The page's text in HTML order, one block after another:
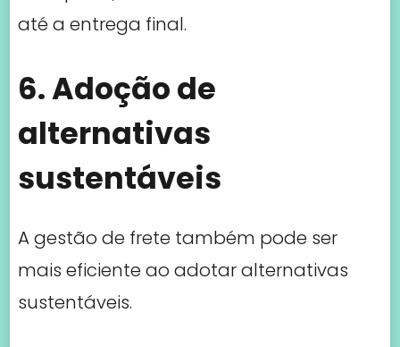
até a entrega final.
6. Adoção de
alternativas
sustentáveis
A gestão de frete também pode ser
mais eficiente ao adotar alternativas
sustentáveis.